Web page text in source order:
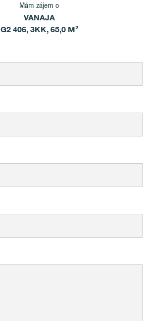
Mám zájem o
VANAJA
G2 406, 3KK, 65,0 M²